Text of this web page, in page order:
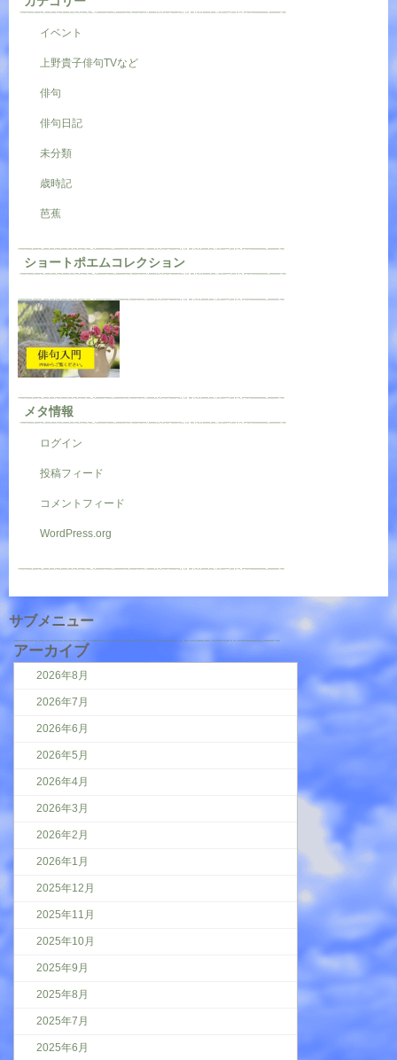
イベント
上野貴子俳句TVなど
俳句
俳句日記
未分類
歳時記
芭蕉
ショートポエムコレクション
メタ情報
ログイン
投稿フィード
コメントフィード
WordPress.org
サブメニュー
アーカイブ
2026年8月
2026年7月
2026年6月
2026年5月
2026年4月
2026年3月
2026年2月
2026年1月
2025年12月
2025年11月
2025年10月
2025年9月
2025年8月
2025年7月
2025年6月